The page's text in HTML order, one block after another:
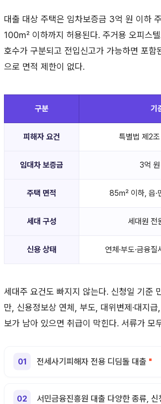
대출 대상 주택은 임차보증금 3억 원 이하
100㎡ 이하까지 허용된다. 주거용 오피스
호수가 구분되고 전입신고가 가능하면 포
으로 면적 제한이 없다.
구분 기
피해자 요건 특별법 제2
임대차 보증금 3억
주택 면적 85㎡ 이하, 읍
세대 구성 세대원 전
신용 상태 연체·부도·금융
세대주 요건도 빠지지 않는다. 신청일 기준
만, 신용정보상 연체, 부도, 대위변제·대지
보가 남아 있으면 취급이 막힌다. 서류가 모
전세사기피해자 전용 디딤돌 대출
서민금융진흥원 대출 다양한 종류, 신